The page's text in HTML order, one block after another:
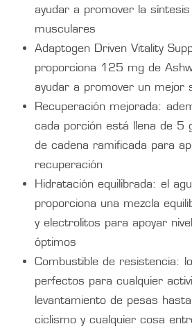
ayudar a promover la
musculares
Adaptogen Driven Vitality
proporciona 125 mg de
ayudar a promover un mejor
Recuperación mejorada:
cada porción está llena de 5
de cadena ramificada para
recuperación
Hidratación equilibrada: el
proporciona una mezcla
y electrolitos para apoyar
óptimos
Combustible de resistencia:
perfectos para cualquier
levantamiento de pesas
ciclismo y cualquier cosa